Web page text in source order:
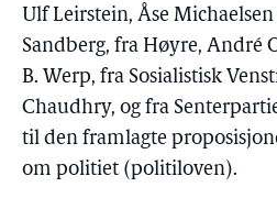
Ulf Leirstein, Åse
Sandberg, fra Høyre, André
B. Werp, fra Sosialistisk
Chaudhry, og fra
til den framlagte
om politiet (politiloven).